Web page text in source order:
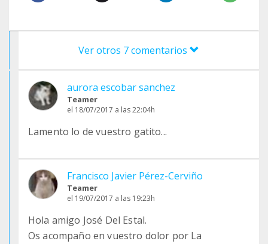
Ver otros 7 comentarios
aurora escobar sanchez
Teamer
el 18/07/2017 a las 22:04h
Lamento lo de vuestro gatito...
Francisco Javier Pérez-Cerviño
Teamer
el 19/07/2017 a las 19:23h
Hola amigo José Del Estal.
Os acompaño en vuestro dolor por La